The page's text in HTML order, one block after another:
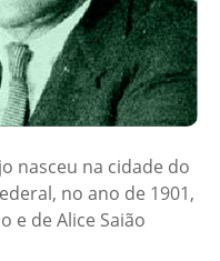
nasceu na cidade do
no ano de 1901,
e de Alice Saião